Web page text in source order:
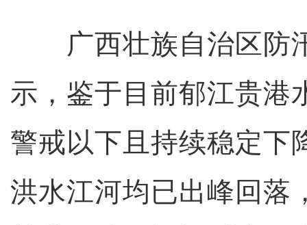
广西壮族自治区防
示，鉴于目前郁江贵港
警戒以下且持续稳定下
洪水江河均已出峰回落